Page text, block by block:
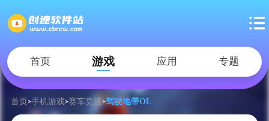
首页 游戏 应用 专题
首页 手机游戏 赛车竞速 驾驶地带OL